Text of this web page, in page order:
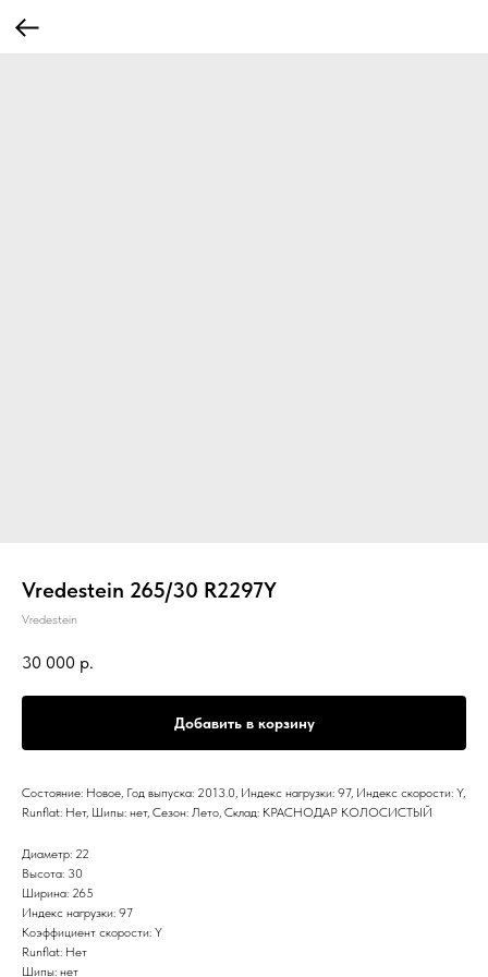
Vredestein 265/30 R2297Y
Vredestein
30 000 р.
Добавить в корзину
Состояние: Новое, Год выпуска: 2013.0, Индекс нагрузки: 97, Индекс скорости: Y,
Runflat: Нет, Шипы: нет, Сезон: Лето, Склад: КРАСНОДАР КОЛОСИСТЫЙ
Диаметр: 22
Высота: 30
Ширина: 265
Индекс нагрузки: 97
Коэффициент скорости: Y
Runflat: Нет
Шипы: нет